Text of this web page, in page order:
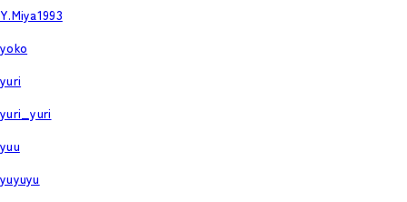
Y.Miya1993
yoko
yuri
yuri_yuri
yuu
yuyuyu